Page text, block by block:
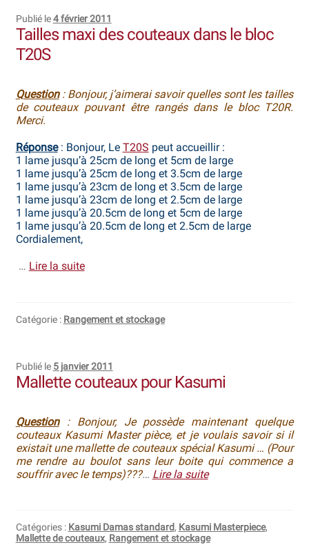
Publié le4 février 2011
Tailles maxi des couteaux dans le bloc
T20S
Question : Bonjour, j’aimerai savoir quelles sont les tailles
de couteaux pouvant être rangés dans le bloc T20R.
Merci.
Réponse: Bonjour, Le T20S peut accueillir :
1 lame jusqu’à 25cm de long et 5cm de large
1 lame jusqu’à 25cm de long et 3.5cm de large
1 lame jusqu’à 23cm de long et 3.5cm de large
1 lame jusqu’à 23cm de long et 2.5cm de large
1 lame jusqu’à 20.5cm de long et 5cm de large
1 lame jusqu’à 20.5cm de long et 2.5cm de large
Cordialement,
… Lire la suite
Catégorie : Rangement et stockage
Publié le 5 janvier 2011
Mallette couteaux pour Kasumi
Question
: Bonjour, Je possède maintenant quelque
couteaux Kasumi Master pièce, et je voulais savoir si il
existait une mallette de couteaux spécial Kasumi … (Pour
me rendre au boulot sans leur boite qui commence a
souffrir avec le temps)???… Lire la suite
Catégories : Kasumi Damas standard, Kasumi Masterpiece,
Mallette de couteaux, Rangement et stockage